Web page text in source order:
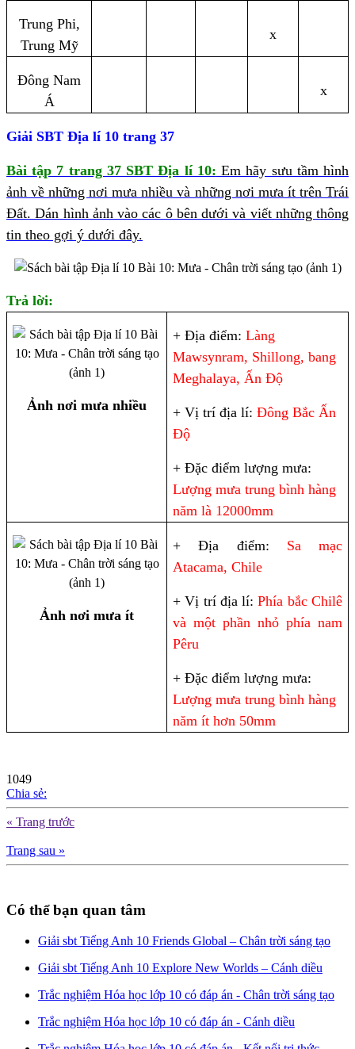
Trung Phi,
Trung Mỹ
x
Đông Nam
Á
x
Giải SBT Địa lí 10 trang 37
Bài tập 7 trang 37 SBT Địa lí 10: Em hãy sưu tầm hình
ảnh về những nơi mưa nhiều và những nơi mưa ít trên Trái
Đất. Dán hình ảnh vào các ô bên dưới và viết những thông
tin theo gợi ý dưới đây.
Trả lời:
Ảnh nơi mưa nhiều
+ Địa điểm:Làng
Mawsynram, Shillong, bang
Meghalaya, Ấn Độ
+ Vị trí địa lí:Đông Bắc Ấn
Độ
+ Đặc điểm lượng mưa:
Lượng mưa trung bình hàng
năm là 12000mm
Ảnh nơi mưa ít
+ Địa điểm: Sa mạc
Atacama, Chile
+ Vị trí địa lí:Phía bắc Chilê
và một phần nhỏ phía nam
Pêru
+ Đặc điểm lượng mưa:
Lượng mưa trung bình hàng
năm ít hơn 50mm
1049
Chia sẻ:
« Trang trước
Trang sau »
Có thể bạn quan tâm
Giải sbt Tiếng Anh 10 Friends Global – Chân trời sáng tạo
Giải sbt Tiếng Anh 10 Explore New Worlds – Cánh diều
Trắc nghiệm Hóa học lớp 10 có đáp án - Chân trời sáng tạo
Trắc nghiệm Hóa học lớp 10 có đáp án - Cánh diều